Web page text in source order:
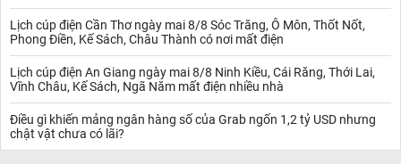
Lịch cúp điện Cần Thơ ngày mai 8/8 Sóc Trăng, Ô Môn, Thốt Nốt,
Phong Điền, Kế Sách, Châu Thành có nơi mất điện
Lịch cúp điện An Giang ngày mai 8/8 Ninh Kiều, Cái Răng, Thới Lai,
Vĩnh Châu, Kế Sách, Ngã Năm mất điện nhiều nhà
Điều gì khiến mảng ngân hàng số của Grab ngốn 1,2 tỷ USD nhưng
chật vật chưa có lãi?